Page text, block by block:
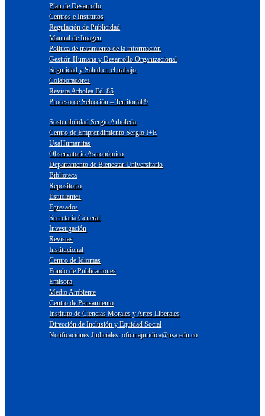
Plan de Desarrollo
Centros e Institutos
Regulación de Publicidad
Manual de Imagen
Política de tratamiento de la información
Gestión Humana y Desarrollo Organizacional
Seguridad y Salud en el trabajo
Colaboradores
Revista Arbolea Ed. 85
Proceso de Selección – Territorial 9
Sostenibilidad Sergio Arboleda
Centro de Emprendimiento Sergio I+E
UsaHumanitas
Observatorio Astronómico
Departamento de Bienestar Universitario
Biblioteca
Repositorio
Estudiantes
Egresados
Secretaría General
Investigación
Revistas
Institucional
Centro de Idiomas
Fondo de Publicaciones
Emisora
Medio Ambiente
Centro de Pensamiento
Instituto de Ciencias Morales y Artes Liberales
Dirección de Inclusión y Equidad Social
Notificaciones Judiciales: oficinajuridica@usa.edu.co